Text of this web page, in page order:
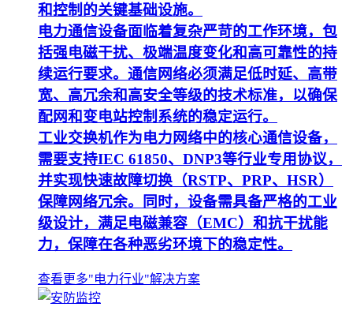
和控制的关键基础设施。
电力通信设备面临着复杂严苛的工作环境，包
括强电磁干扰、极端温度变化和高可靠性的持
续运行要求。通信网络必须满足低时延、高带
宽、高冗余和高安全等级的技术标准，以确保
配网和变电站控制系统的稳定运行。
工业交换机作为电力网络中的核心通信设备，
需要支持IEC 61850、DNP3等行业专用协议，
并实现快速故障切换（RSTP、PRP、HSR）
保障网络冗余。同时，设备需具备严格的工业
级设计，满足电磁兼容（EMC）和抗干扰能
力，保障在各种恶劣环境下的稳定性。
查看更多"电力行业"解决方案